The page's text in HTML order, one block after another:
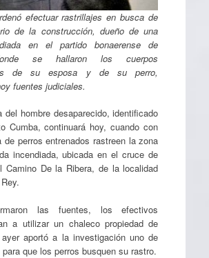
efectuar rastrillajes en busca de
de la construcción, dueño de una
en el partido bonaerense de
se hallaron los cuerpos
de su esposa y de su perro,
fuentes judiciales.
del hombre desaparecido, identificado
Cumba, continuará hoy, cuando con
de perros entrenados rastreen la zona
incendiada, ubicada en el cruce de
Camino De la Ribera, de la localidad
las fuentes, los efectivos
a utilizar un chaleco propiedad de
aportó a la investigación uno de
que los perros busquen su rastro.